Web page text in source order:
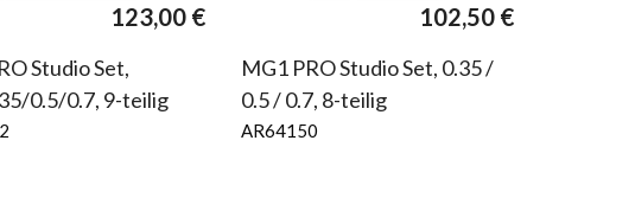
123,00 €
Studio Set,
0.5/0.7, 9-teilig
102,50 €
MG1 PRO Studio Set, 0.35 /
0.5 / 0.7, 8-teilig
AR64150